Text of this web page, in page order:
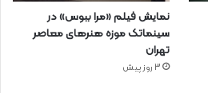
نمایش فیلم «مرا ببوس» در
سینماتک موزه هنرهای معاصر
تهران
3 روز پیش